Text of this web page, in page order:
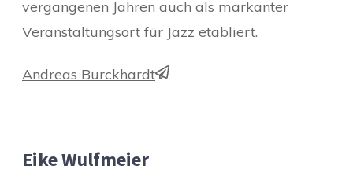
vergangenen Jahren auch als markanter
Veranstaltungsort für Jazz etabliert.
Andreas Burckhardt
Eike Wulfmeier